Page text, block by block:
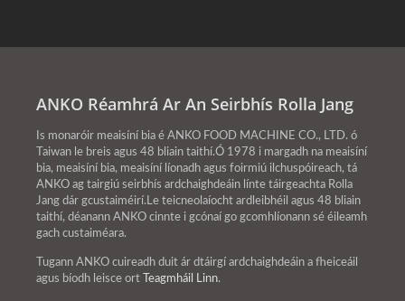
taithí itheacháin níos nuálaí
éifeachtacha acu, agus tá
thabhairt do go leor
bialanna Pop-Up suimiúla.
ANKO Réamhrá Ar An Seirbhís Rolla Jang
Is monaróir meaisíní bia é ANKO FOOD MACHINE CO., LTD. ó
Taiwan le breis agus 48 bliain taithí.Ó 1978 i margadh na meaisíní
bia, meaisíní bia, meaisíní líonadh agus foirmiú ilchuspóireach, tá
ANKO ag tairgiú seirbhís ardchaighdeáin línte táirgeachta Rolla
Jang dár gcustaiméirí.Le teicneolaíocht ardleibhéil agus 48 bliain
taithí, déanann ANKO cinnte i gcónaí go gcomhlíonann sé éileamh
gach custaiméara.
Tugann ANKO cuireadh duit ár dtáirgí ardchaighdeáin a fheiceáil
agus bíodh leisce ort
Teagmháil Linn.